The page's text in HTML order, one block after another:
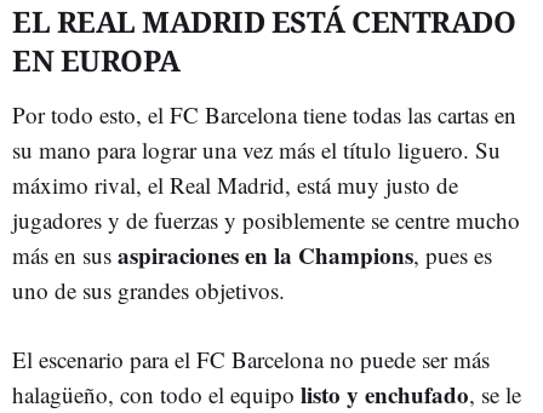
EL REAL MADRID ESTÁ CENTRADO
EN EUROPA
Por todo esto, el FC Barcelona tiene todas las cartas en
su mano para lograr una vez más el título liguero. Su
máximo rival, el Real Madrid, está muy justo de
jugadores y de fuerzas y posiblemente se centre mucho
más en sus aspiraciones en la Champions, pues es
uno de sus grandes objetivos.
El escenario para el FC Barcelona no puede ser más
halagüeño, con todo el equipo listo y enchufado, se le